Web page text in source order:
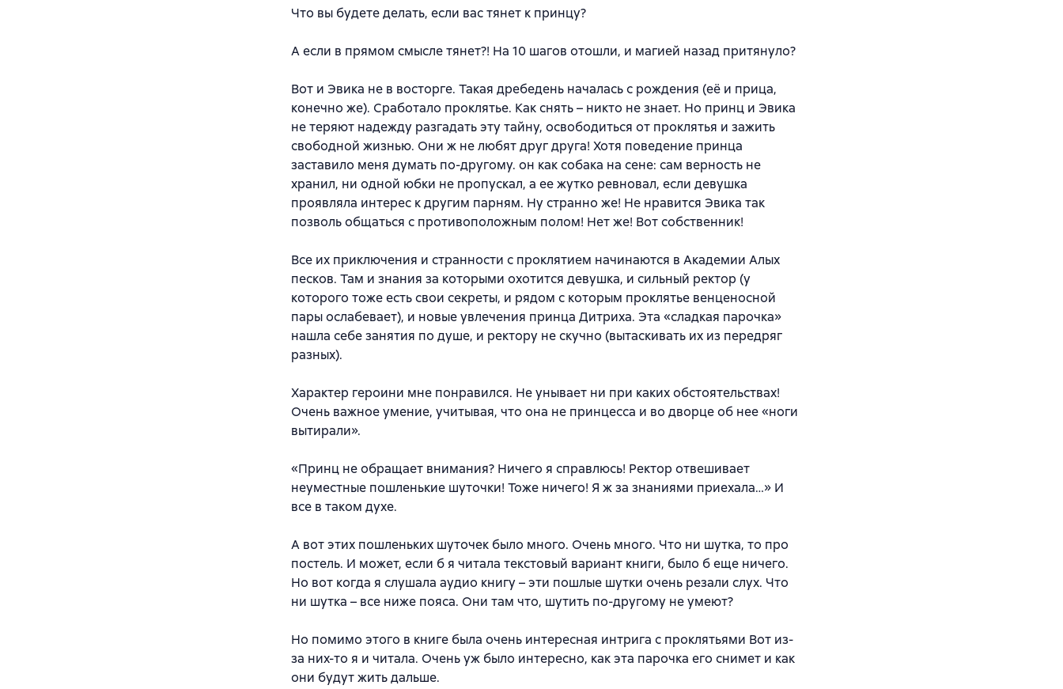
Что вы будете делать, если вас тянет к принцу?
А если в прямом смысле тянет?! На 10 шагов отошли, и магией назад притянуло?
Вот и Эвика не в восторге. Такая дребедень началась с рождения (её и прица,
конечно же). Сработало проклятье. Как снять – никто не знает. Но принц и Эвика
не теряют надежду разгадать эту тайну, освободиться от проклятья и зажить
свободной жизнью. Они ж не любят друг друга! Хотя поведение принца
заставило меня думать по-другому. он как собака на сене: сам верность не
хранил, ни одной юбки не пропускал, а ее жутко ревновал, если девушка
проявляла интерес к другим парням. Ну странно же! Не нравится Эвика так
позволь общаться с противоположным полом! Нет же! Вот собственник!
Все их приключения и странности с проклятием начинаются в Академии Алых
песков. Там и знания за которыми охотится девушка, и сильный ректор (у
которого тоже есть свои секреты, и рядом с которым проклятье венценосной
пары ослабевает), и новые увлечения принца Дитриха. Эта «сладкая парочка»
нашла себе занятия по душе, и ректору не скучно (вытаскивать их из передряг
разных).
Характер героини мне понравился. Не унывает ни при каких обстоятельствах!
Очень важное умение, учитывая, что она не принцесса и во дворце об нее «ноги
вытирали».
«Принц не обращает внимания? Ничего я справлюсь! Ректор отвешивает
неуместные пошленькие шуточки! Тоже ничего! Я ж за знаниями приехала…» И
все в таком духе.
А вот этих пошленьких шуточек было много. Очень много. Что ни шутка, то про
постель. И может, если б я читала текстовый вариант книги, было б еще ничего.
Но вот когда я слушала аудио книгу – эти пошлые шутки очень резали слух. Что
ни шутка – все ниже пояса. Они там что, шутить по-другому не умеют?
Но помимо этого в книге была очень интересная интрига с проклятьями Вот из-
за них-то я и читала. Очень уж было интересно, как эта парочка его снимет и как
они будут жить дальше.